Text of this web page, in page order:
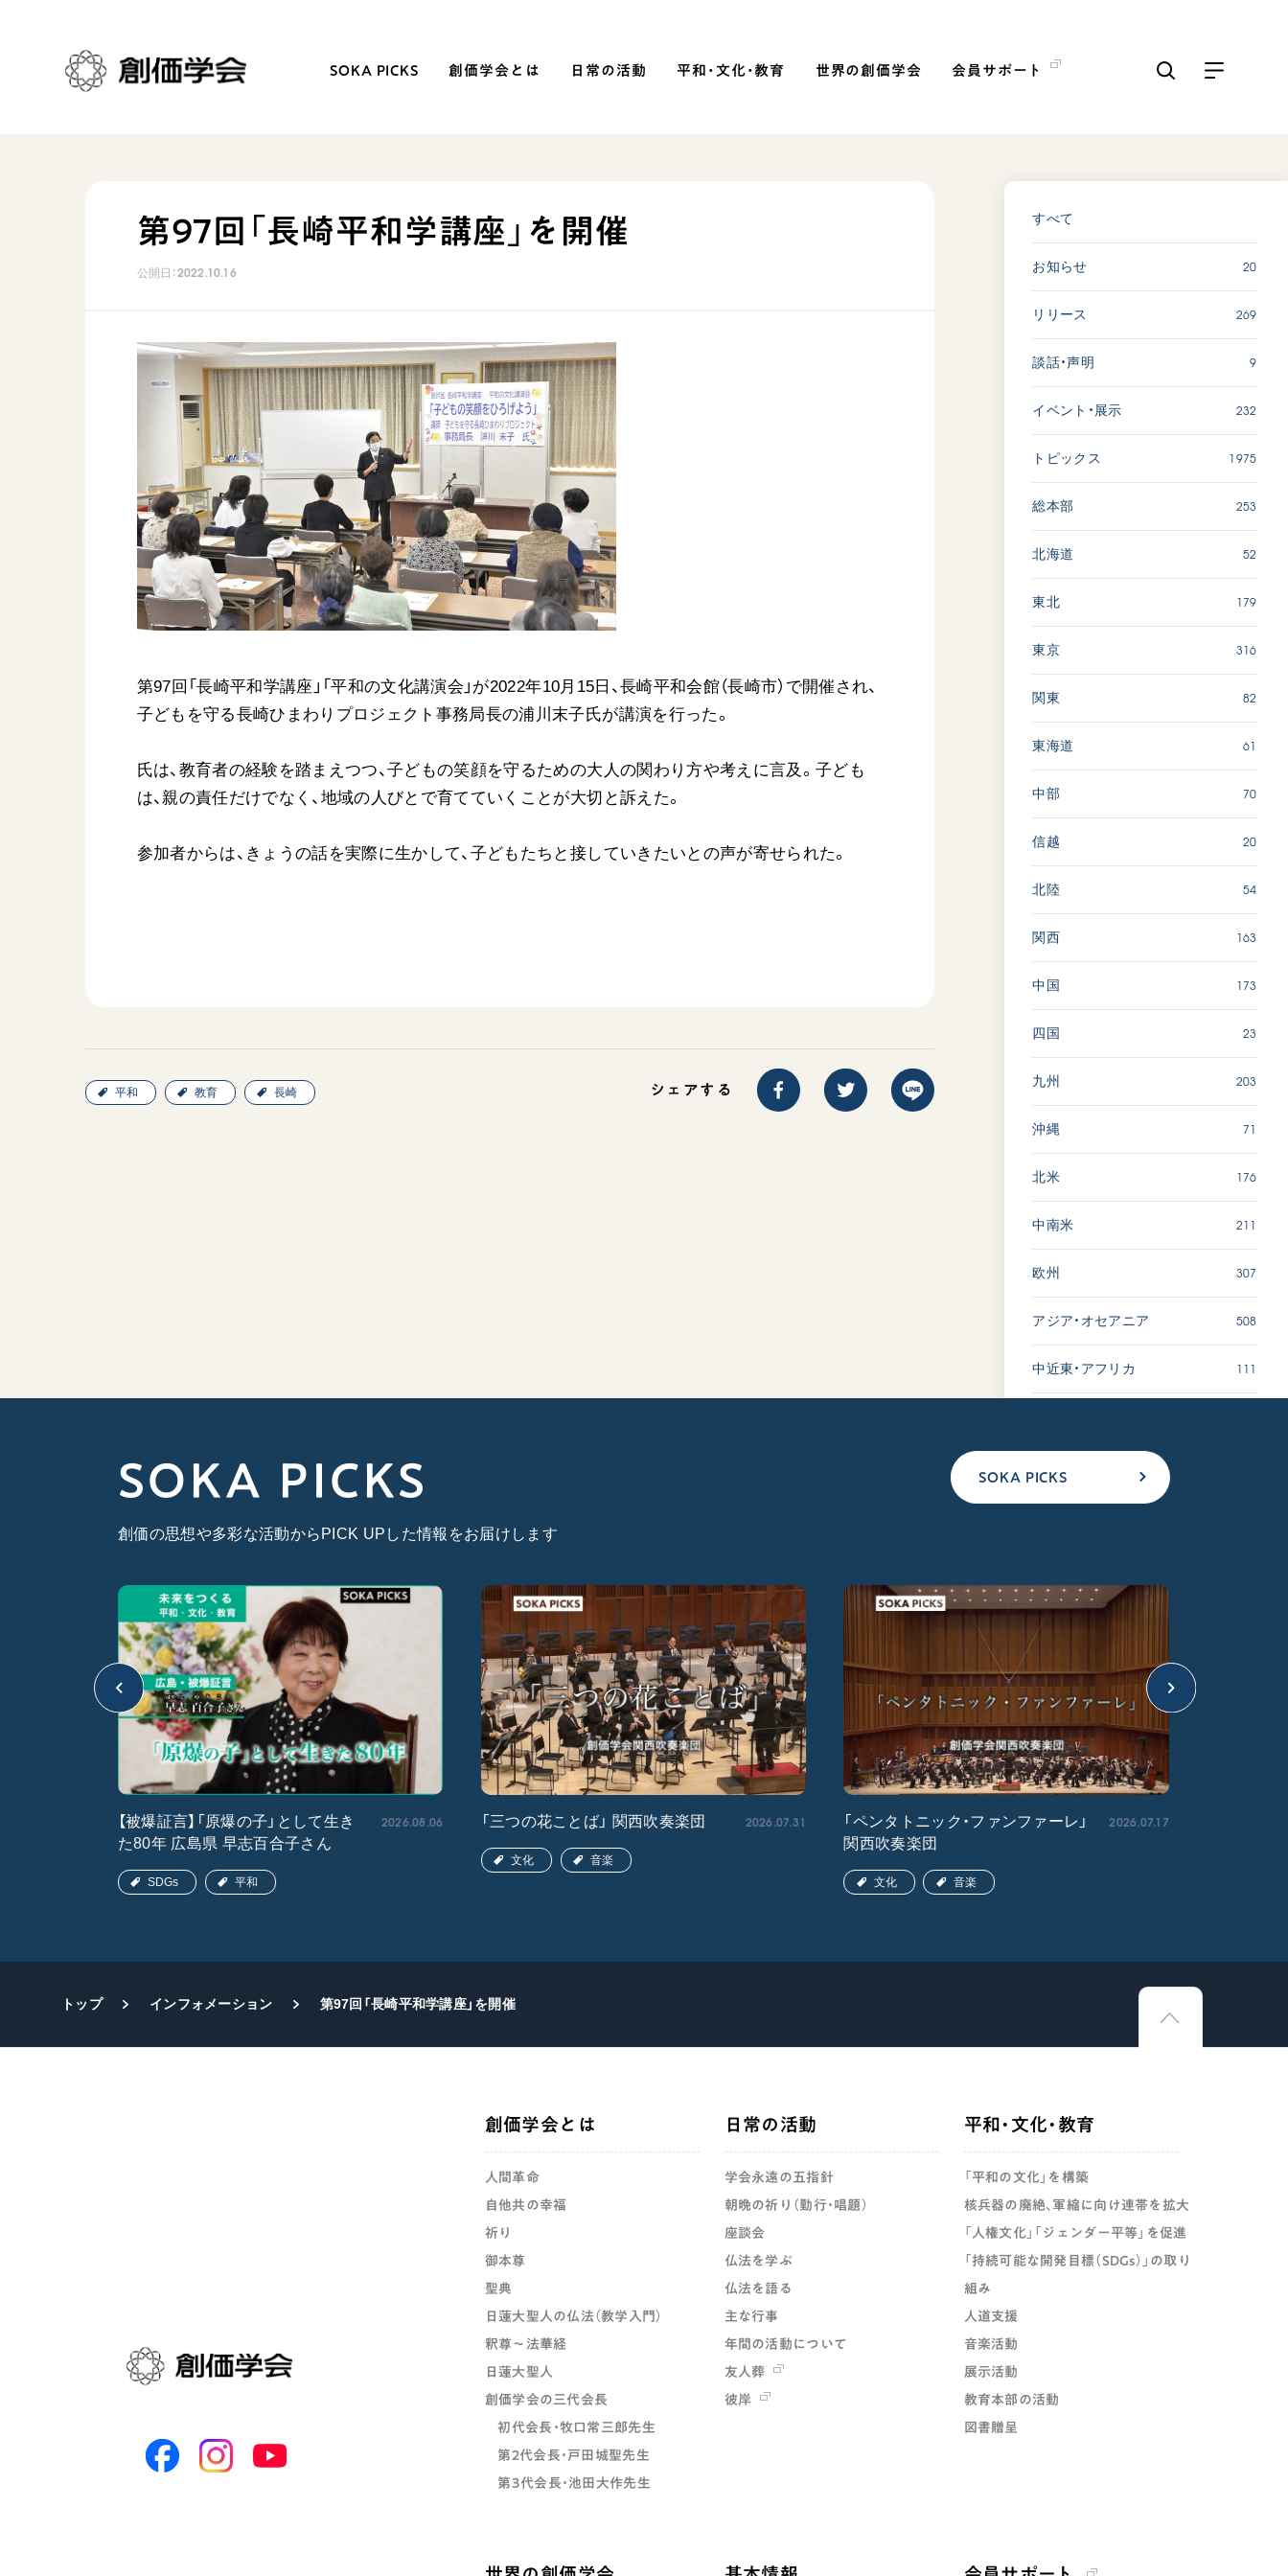
SOKA PICKS 創価学会とは 日常の活動 平和・文化・教育 世界の創価学会 会員サポート
自他共の幸福
日蓮大聖人の仏法（教学入門）
初代会長・牧口常三郎先生
第2代会長・戸田城聖先生
第3代会長・池田大作先生
学会永遠の五指針
仏法を語る
主な行事
彼岸
「平和の文化」を構築
「持続可能な開発目標（SDGs）」の
取り組み
人道支援
音楽活動
展示活動
教育本部の活動
図書贈呈
世界の創価学会
各国ウェブサイト
世界の創価学会の歴史
基本情報
会員サポート
小説『新・人間革命』『人間革命』
要旨
＜関連リンク＞
墓地公園・納骨堂
聖教電子版
soka youth media
Soka Gakkai グローバルサイト
【被爆証言】「原爆の子」と
して生きた80年 広島県 早
志百…
2026.08.06
SDGs
動画
広島
「三つの花ことば」 関西吹
奏楽団
2026.07.31
文化 音楽
「ペンタトニック・ファン
ファーレ」 関西吹奏楽団
2026.07.17
第97回「長崎平和学講座」を開催
公開日：2022.10.16
第97回「長崎平和学講座」「平和の文化講演会」が2022年10月15日、長崎平和会館（長崎市）で開催され、
子どもを守る長崎ひまわりプロジェクト事務局長の浦川末子氏が講演を行った。
氏は、教育者の経験を踏まえつつ、子どもの笑顔を守るための大人の関わり方や考えに言及。子ども
は、親の責任だけでなく、地域の人びとで育てていくことが大切と訴えた。
参加者からは、きょうの話を実際に生かして、子どもたちと接していきたいとの声が寄せられた。
平和 教育 長崎 シェアする
すべて
お知らせ 20
リリース 269
談話・声明 9
イベント・展示 232
トピックス 1975
総本部 253
北海道 52
東北 179
東京 316
関東 82
東海道 61
中部 70
信越 20
北陸 54
関西 163
中国 173
四国 23
九州 203
沖縄 71
北米 176
中南米 211
欧州 307
アジア・オセアニア 508
中近東・アフリカ 111
SOKA PICKS
創価の思想や多彩な活動からPICK UPした情報をお届けします
SOKA PICKS
【被爆証言】「原爆の子」として生き
た80年 広島県 早志百合子さん
2026.08.06
SDGs 平和
「三つの花ことば」 関西吹奏楽団 2026.07.31
文化 音楽
「ペンタトニック・ファンファーレ」
関西吹奏楽団
2026.07.17
文化 音楽
トップ インフォメーション 第97回「長崎平和学講座」を開催
創価学会とは
人間革命
自他共の幸福
祈り
御本尊
聖典
日蓮大聖人の仏法（教学入門）
釈尊～法華経
日蓮大聖人
創価学会の三代会長
初代会長・牧口常三郎先生
第2代会長・戸田城聖先生
第3代会長・池田大作先生
日常の活動
学会永遠の五指針
朝晩の祈り（勤行・唱題）
座談会
仏法を学ぶ
仏法を語る
主な行事
年間の活動について
友人葬
彼岸
平和・文化・教育
「平和の文化」を構築
核兵器の廃絶、軍縮に向け連帯を拡大
「人権文化」「ジェンダー平等」を促進
「持続可能な開発目標（SDGs）」の取り
組み
人道支援
音楽活動
展示活動
教育本部の活動
図書贈呈